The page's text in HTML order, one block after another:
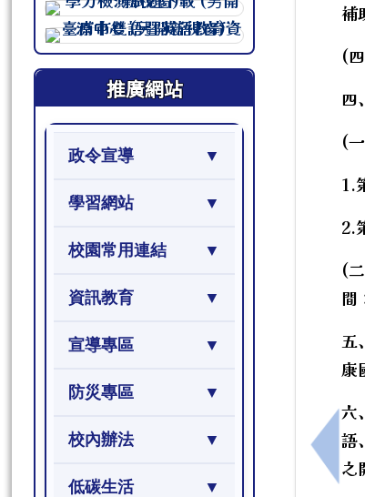
連至 http://
連至 http://
推廣網站
政令宣導
學習網站
校園常用連結
資訊教育
宣導專區
防災專區
校內辦法
低碳生活
上一
補
(
四
(
1.
2.
(
間
五
康
六
語
之